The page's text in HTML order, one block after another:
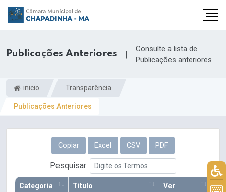
Publicações Anteriores |
Consulte a lista de
Publicações anteriores
inicio Transparência
Publicações Anteriores
Copiar Excel CSV PDF
Pesquisar
Categoria Titulo Ver